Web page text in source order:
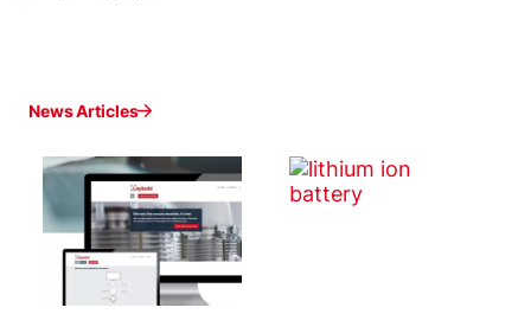
News Articles